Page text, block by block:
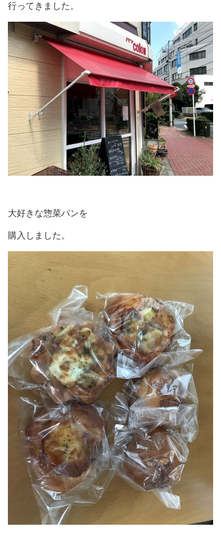
行ってきました。
大好きな惣菜パンを
購入しました。